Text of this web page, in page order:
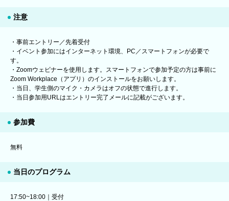
注意
・事前エントリー／先着受付
・イベント参加にはインターネット環境、PC／スマートフォンが必要で
す。
・Zoomウェビナーを使用します。スマートフォンで参加予定の方は事前に
Zoom Workplace（アプリ）のインストールをお願いします。
・当日、学生側のマイク・カメラはオフの状態で進行します。
・当日参加用URLはエントリー完了メールに記載がございます。
参加費
無料
当日のプログラム
17:50~18:00｜受付